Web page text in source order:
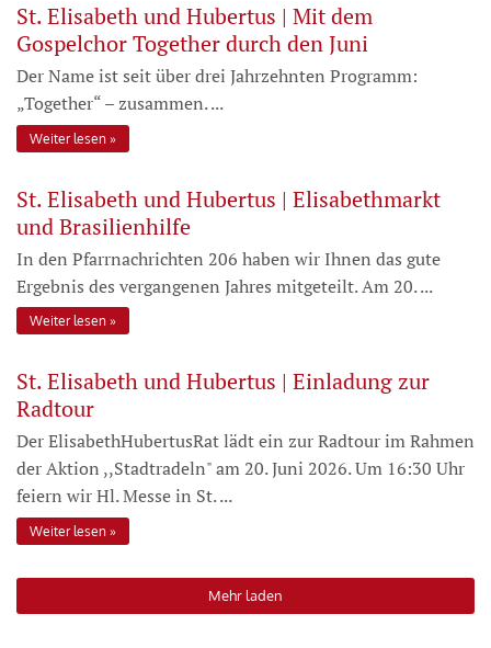
St. Elisabeth und Hubertus | Mit dem
Gospelchor Together durch den Juni
Der Name ist seit über drei Jahrzehnten Programm:
„Together“ – zusammen. ...
Weiter lesen
St. Elisabeth und Hubertus | Elisabethmarkt
und Brasilienhilfe
In den Pfarrnachrichten 206 haben wir Ihnen das gute
Ergebnis des vergangenen Jahres mitgeteilt. Am 20. ...
Weiter lesen
St. Elisabeth und Hubertus | Einladung zur
Radtour
Der ElisabethHubertusRat lädt ein zur Radtour im Rahmen
der Aktion ,,Stadtradeln" am 20. Juni 2026. Um 16:30 Uhr
feiern wir Hl. Messe in St. ...
Weiter lesen
Mehr laden